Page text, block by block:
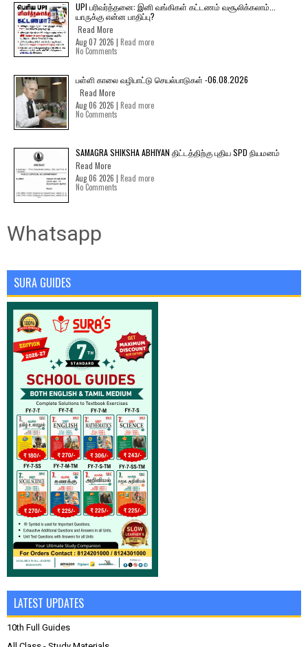
UPI பரிவர்த்தனை: இனி வங்கிகள் கட்டணம் வசூலிக்கலாம்...
யாருக்கு என்ன பாதிப்பு?
Read More
Aug 07 2026 | Read more
No Comments
பள்ளி காலை வழிபாட்டு செயல்பாடுகள் -06.08.2026
Read More
Aug 06 2026 | Read more
No Comments
SAMAGRA SHIKSHA ABHIYAN திட்டத்திற்கு புதிய SPD நியமனம்
Read More
Aug 06 2026 | Read more
No Comments
Whatsapp
SURA GUIDES
LATEST UPDATES
10th Full Guides